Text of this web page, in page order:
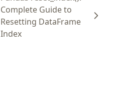
Complete Guide to
Resetting DataFrame
Index